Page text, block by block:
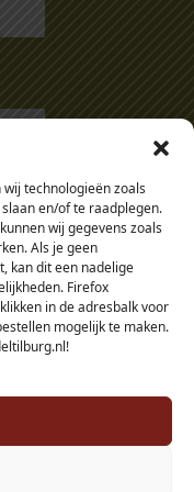
technologieën zoals
en/of te raadplegen.
wij gegevens zoals
Als je geen
kan dit een nadelige
Firefox
in de adresbalk voor
mogelijk te maken.